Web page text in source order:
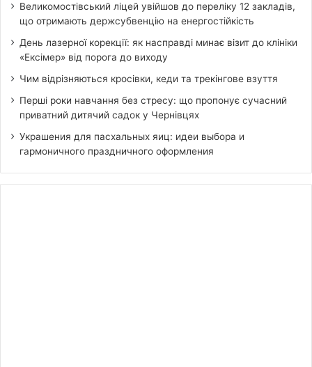
Великомостівський ліцей увійшов до переліку 12 закладів,
що отримають держсубвенцію на енергостійкість
День лазерної корекції: як насправді минає візит до клініки
«Ексімер» від порога до виходу
Чим відрізняються кросівки, кеди та трекінгове взуття
Перші роки навчання без стресу: що пропонує сучасний
приватний дитячий садок у Чернівцях
Украшения для пасхальных яиц: идеи выбора и
гармоничного праздничного оформления